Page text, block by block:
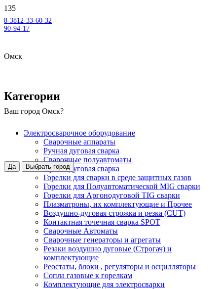
8-3812-33-60-32
90-94-17
Омск
Ваш город Омск?
Да Выбрать город
Категории
Электросварочное оборудование
Сварочные аппараты
Ручная дуговая сварка
Сварочные полуавтоматы
Аргонодуговая сварка
Горелки для сварки в среде защитных газов
Горелки для Полуавтоматической MIG сварки
Горелки для Аргонодуговой TIG сварки
Плазматроны, их комплектующие и Прочее
Воздушно-дуговая строжка и резка (CUT)
Контактная точечная сварка SPOT
Сварочные Автоматы
Сварочные генераторы и агрегаты
Резаки воздушно дуговые (Строгач) и
комплектующие
Реостаты, блоки , регуляторы и осцилляторы
Сопла газовые к горелкам
Комплектующие для электросварки